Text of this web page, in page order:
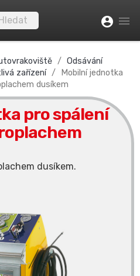
account_circle 
Odsávání
zařízení
Mobilní jednotka
dusíkem
pro spálení
dusíkem.